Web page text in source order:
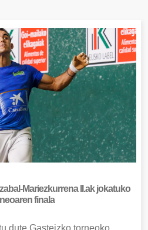
Mariezkurrena II.ak jokatuko
finala